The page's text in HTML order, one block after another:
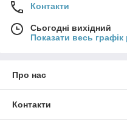
Контакти
Сьогодні вихідний
Показати весь графік
Про нас
Контакти